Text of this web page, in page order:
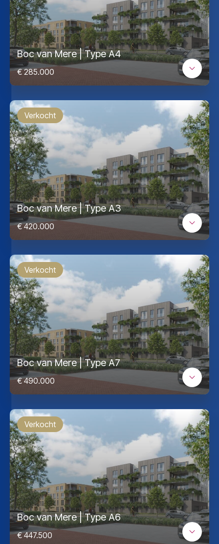
Boc van Mere | Type A4
€ 285.000
Verkocht
Boc van Mere | Type A3
€ 420.000
Verkocht
Boc van Mere | Type A7
€ 490.000
Verkocht
Boc van Mere | Type A6
€ 447.500